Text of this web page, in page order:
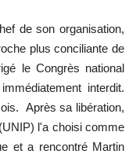
de son organisation,
plus conciliante de
le Congrès national
interdit.
Après sa libération,
l'a choisi comme
et a rencontré Martin